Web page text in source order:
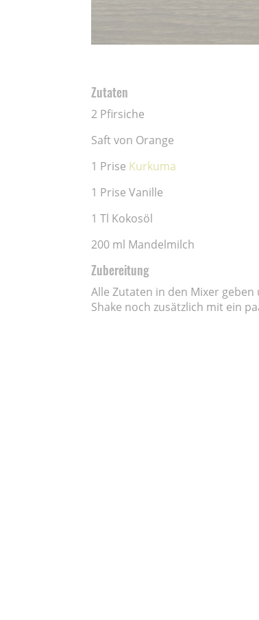
Zutaten
2 Pfirsiche
Saft von Orange
1 Prise Kurkuma
1 Prise Vanille
1 Tl Kokosöl
200 ml Mandelmilch
Zubereitung
Alle Zutaten in den Mixer
Shake noch zusätzlich mit ein